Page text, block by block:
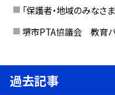
「保護者・地域のみなさま
堺市PTA協議会 教育パ
過去記事